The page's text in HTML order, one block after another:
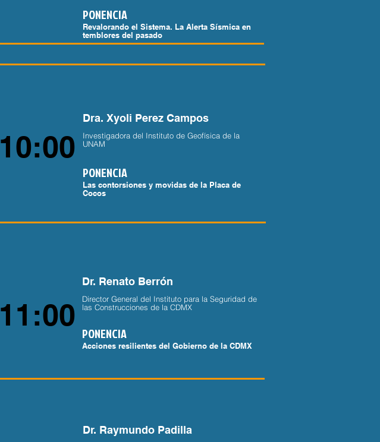
PONENCIA
Revalorando el Sistema. La Alerta Sísmica en
temblores del pasado
Dra. Xyoli Perez Campos
10:00
Investigadora del Instituto de Geofísica de la
UNAM
PONENCIA
Las contorsiones y movidas de la Placa de
Cocos
Dr. Renato Berrón
11:00
Director General del Instituto para la Seguridad de
las Construcciones de la CDMX
PONENCIA
Acciones resilientes del Gobierno de la CDMX
Dr. Raymundo Padilla